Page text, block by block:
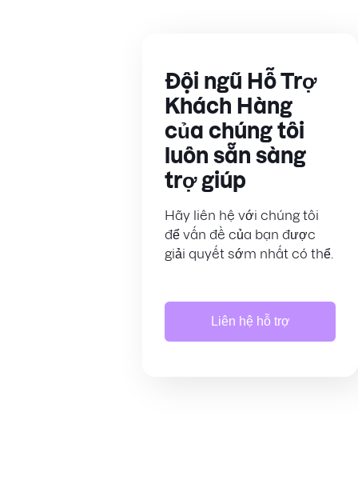
Đội ngũ Hỗ Trợ
Khách Hàng
của chúng tôi
luôn sẵn sàng
trợ giúp
Hãy liên hệ với chúng tôi
để vấn đề của bạn được
giải quyết sớm nhất có thể.
Liên hệ hỗ trợ